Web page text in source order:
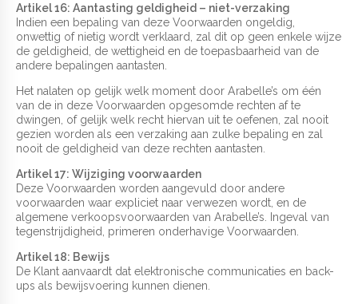
Artikel 16: Aantasting geldigheid – niet-verzaking
Indien een bepaling van deze Voorwaarden ongeldig,
onwettig of nietig wordt verklaard, zal dit op geen enkele wijze
de geldigheid, de wettigheid en de toepasbaarheid van de
andere bepalingen aantasten.
Het nalaten op gelijk welk moment door Arabelle’s om één
van de in deze Voorwaarden opgesomde rechten af te
dwingen, of gelijk welk recht hiervan uit te oefenen, zal nooit
gezien worden als een verzaking aan zulke bepaling en zal
nooit de geldigheid van deze rechten aantasten.
Artikel 17: Wijziging voorwaarden
Deze Voorwaarden worden aangevuld door andere
voorwaarden waar expliciet naar verwezen wordt, en de
algemene verkoopsvoorwaarden van Arabelle’s. Ingeval van
tegenstrijdigheid, primeren onderhavige Voorwaarden.
Artikel 18: Bewijs
De Klant aanvaardt dat elektronische communicaties en back-
ups als bewijsvoering kunnen dienen.